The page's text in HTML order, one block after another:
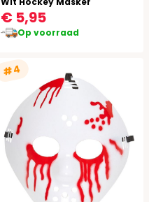
€ 5,95
Op voorraad
#4